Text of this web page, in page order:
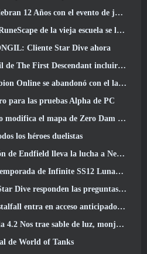
con el evento de juegos robóticos marcianos
de la vieja escuela se lanza hoy
Cliente Star Dive ahora
incluirá la versión Beta del nuevo contenido del juego final
con el lanzamiento de la actualización Radiant Wilds hoy
para las pruebas Alpha de PC
de Zero Dam y amplía la jugabilidad de operaciones
los héroes duelistas
Endfield lleva la lucha a Nefarith
SS12 Lunaria es una de las "mayores adiciones" al juego
de los jugadores en una transmisión en vivo sorpresa
anticipado, Pero no sin algunos problemas
monja-chuck, El baterista pionero y un emanador de euforia
de World of Tanks